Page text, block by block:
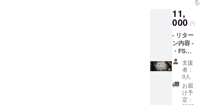
す。
をお送
り致し
ます。
※ポイン
トはア
プリ内
のコン
テンツ
と交換
した
り、バ
トルに
11,
000 円
- リター
ン内容 -
・FSC
リリー
スパー
ティー
ご招待
・限定
【オリ
支援
者：
0人
お届
け予
定：